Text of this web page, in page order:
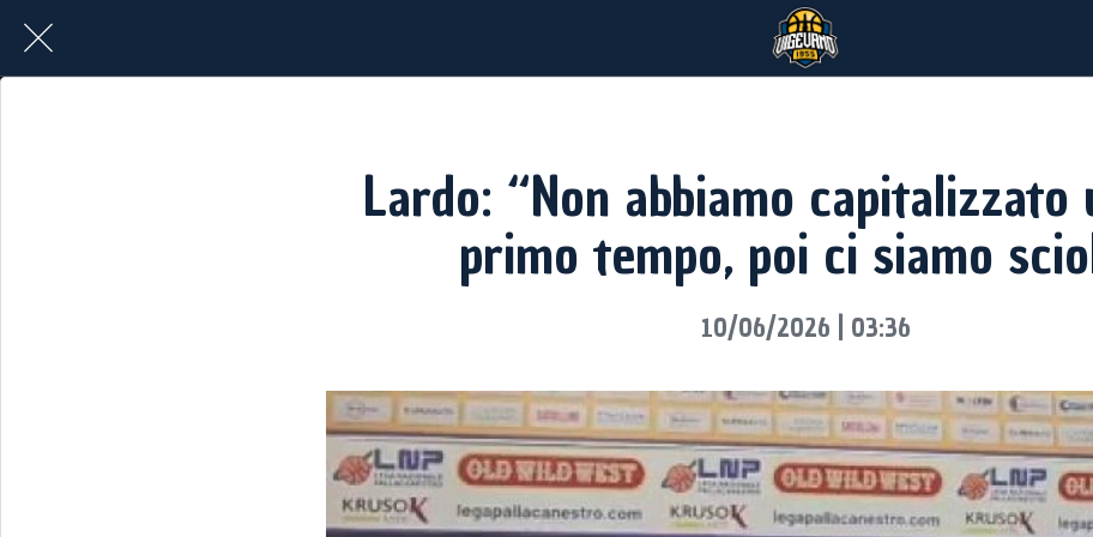
Lardo: “Non abbiamo capitalizzato
primo tempo, poi ci siamo
10/06/2026 | 03:36